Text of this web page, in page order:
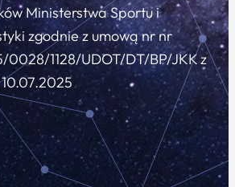
Ministerstwa Sportu i
zgodnie z umową nr nr
0028/1128/UDOT/DT/BP/JKK z